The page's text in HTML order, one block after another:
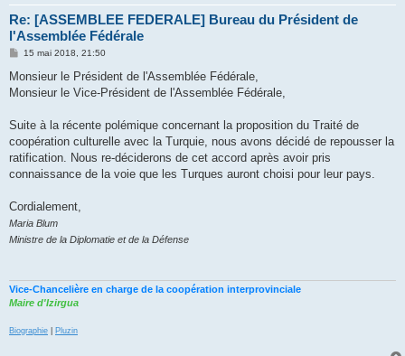
Re: [ASSEMBLEE FEDERALE] Bureau du Président de
l'Assemblée Fédérale
M
s
a
15 mai 2018, 21:50
Monsieur le Président de l'Assemblée Fédérale,
Monsieur le Vice-Président de l'Assemblée Fédérale,
Suite à la récente polémique concernant la proposition du Traité de
coopération culturelle avec la Turquie, nous avons décidé de repousser la
ratification. Nous re-déciderons de cet accord après avoir pris
connaissance de la voie que les Turques auront choisi pour leur pays.
Cordialement,
Maria Blum
Ministre de la Diplomatie et de la Défense
Vice-Chancelière en charge de la coopération interprovinciale
Maire d'Izirgua
Biographie Pluzin